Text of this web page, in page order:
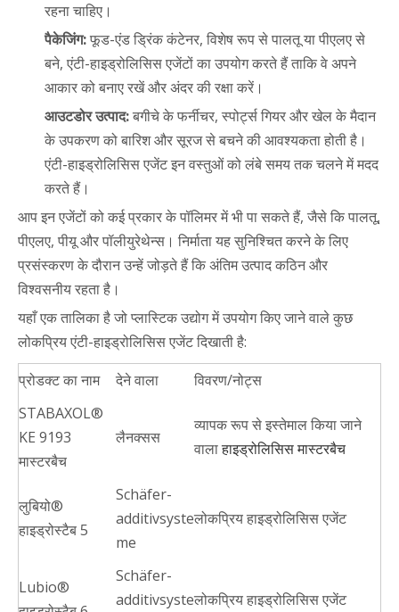
रहना चाहिए।
पैकेजिंग:फूड-एंड ड्रिंक कंटेनर, विशेष रूप से पालतू या पीएलए से
बने, एंटी-हाइड्रोलिसिस एजेंटों का उपयोग करते हैं ताकि वे अपने
आकार को बनाए रखें और अंदर की रक्षा करें।
आउटडोर उत्पाद:बगीचे के फर्नीचर, स्पोर्ट्स गियर और खेल के मैदान
के उपकरण को बारिश और सूरज से बचने की आवश्यकता होती है।
एंटी-हाइड्रोलिसिस एजेंट इन वस्तुओं को लंबे समय तक चलने में मदद
करते हैं।
आप इन एजेंटों को कई प्रकार के पॉलिमर में भी पा सकते हैं, जैसे कि पालतू,
पीएलए, पीयू और पॉलीयुरेथेन्स। निर्माता यह सुनिश्चित करने के लिए
प्रसंस्करण के दौरान उन्हें जोड़ते हैं कि अंतिम उत्पाद कठिन और
विश्वसनीय रहता है।
यहाँ एक तालिका है जो प्लास्टिक उद्योग में उपयोग किए जाने वाले कुछ
लोकप्रिय एंटी-हाइड्रोलिसिस एजेंट दिखाती है:
प्रोडक्ट का नाम
देने वाला
विवरण/नोट्स
STABAXOL®
KE 9193
मास्टरबैच
लैनक्सस
व्यापक रूप से इस्तेमाल किया जाने
वालाहाइड्रोलिसिस मास्टरबैच
लुबियो®
हाइड्रोस्टैब 5
Schäfer-
additivsyste
me
लोकप्रिय हाइड्रोलिसिस एजेंट
Lubio®
Schäfer-
additivsysteलोकप्रिय हाइड्रोलिसिस एजेंट